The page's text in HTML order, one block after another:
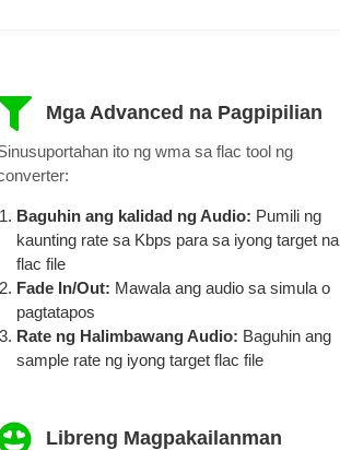
Mga Advanced na Pagpipilian
ito ng wma sa flac tool ng
Baguhin ang kalidad ng Audio: Pumili ng
kaunting rate sa Kbps para sa iyong target na
flac file
Fade In/Out: Mawala ang audio sa simula o
pagtatapos
Rate ng Halimbawang Audio: Baguhin ang
sample rate ng iyong target flac file
Libreng Magpakailanman